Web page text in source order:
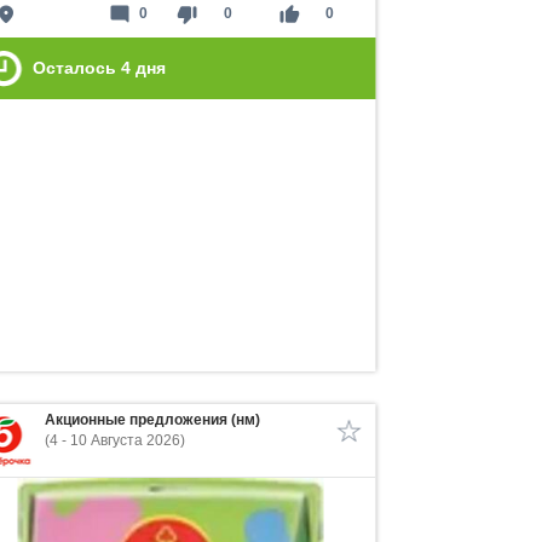
place thumb_down 0 thumb_up 0
mode_comment 0
Осталось 4 дня
Акционные предложения (нм)
(4 - 10 Августа 2026)